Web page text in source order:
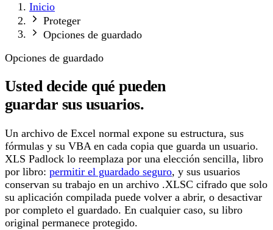
Inicio
Proteger
Opciones de guardado
Opciones de guardado
Usted decide qué pueden
guardar sus usuarios.
Un archivo de Excel normal expone su estructura, sus
fórmulas y su VBA en cada copia que guarda un usuario.
XLS Padlock lo reemplaza por una elección sencilla, libro
por libro: permitir el guardado seguro, y sus usuarios
conservan su trabajo en un archivo .XLSC cifrado que solo
su aplicación compilada puede volver a abrir, o desactivar
por completo el guardado. En cualquier caso, su libro
original permanece protegido.